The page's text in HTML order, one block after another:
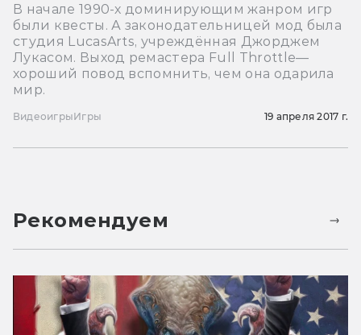
В начале 1990-х доминирующим жанром игр
были квесты. А законодательницей мод была
студия LucasArts, учреждённая Джорджем
Лукасом. Выход ремастера Full Throttle—
хороший повод вспомнить, чем она одарила
мир.
ВидеоигрыИгры 19 апреля 2017 г.
Рекомендуем